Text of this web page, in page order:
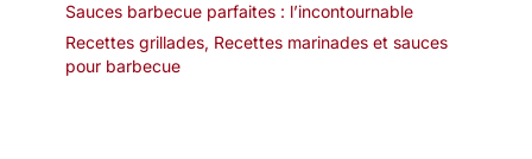
Sauces barbecue parfaites : l’incontournable
Recettes grillades, Recettes marinades et sauces
pour barbecue